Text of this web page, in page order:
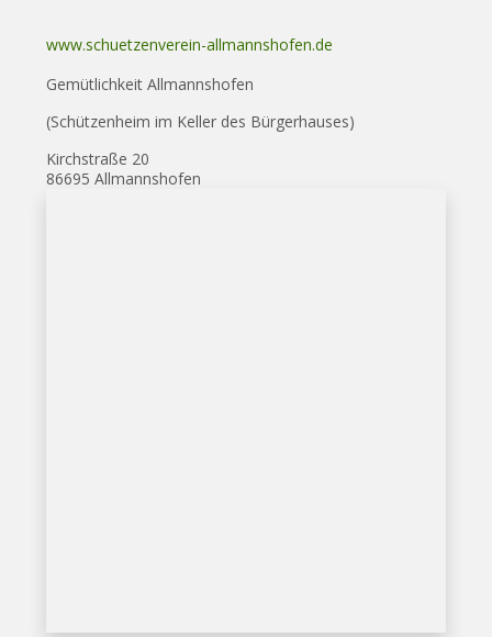
www.schuetzenverein-allmannshofen.de
Gemütlichkeit Allmannshofen
(Schützenheim im Keller des Bürgerhauses)
Kirchstraße 20
86695 Allmannshofen